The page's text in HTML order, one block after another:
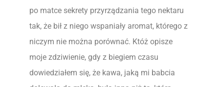
po matce sekrety przyrządzania tego nektaru
tak, że bił z niego wspaniały aromat, którego z
niczym nie można porównać. Któż opisze
moje zdziwienie, gdy z biegiem czasu
dowiedziałem się, że kawa, jaką mi babcia